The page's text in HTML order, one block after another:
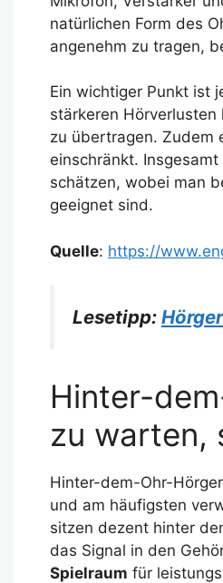
natürlichen Form des
angenehm zu tragen,
Ein wichtiger Punkt ist
stärkeren
zu übertragen. Zudem
einschränkt.
schätzen, wobei man
geeignet sind.
Quelle: https://
Lesetipp:
Hinter-
zu warten,
Hinter-dem-Ohr-
und am häufigsten
sitzen dezent hinter
das Signal in den
Spielraum für